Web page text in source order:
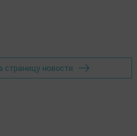
страницу новости